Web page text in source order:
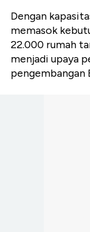
Dengan
memasok
22.000 rumah
menjadi upaya
pengembangan